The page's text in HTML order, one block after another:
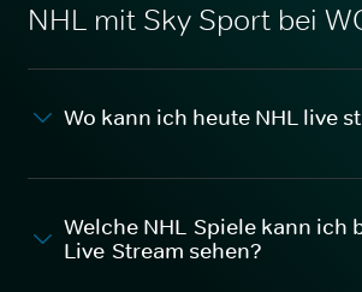
NHL mit Sky Sport bei
Wo kann ich heute NHL live
Welche NHL-Spiele kann ich
Live-Stream sehen?